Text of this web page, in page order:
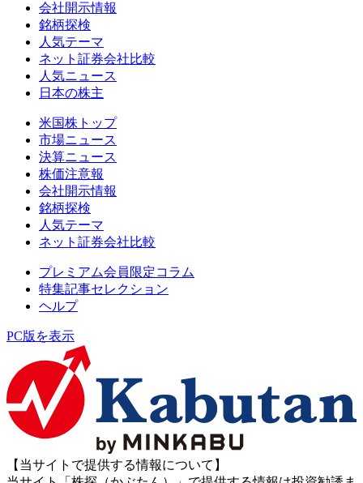
会社開示情報
銘柄探検
人気テーマ
ネット証券会社比較
人気ニュース
日本の株主
米国株トップ
市場ニュース
決算ニュース
株価注意報
会社開示情報
銘柄探検
人気テーマ
ネット証券会社比較
プレミアム会員限定コラム
特集記事セレクション
ヘルプ
PC版を表示
【当サイトで提供する情報について】